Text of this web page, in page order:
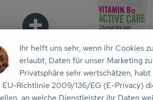
Maus
Produkt zum Warenkorb
Ihr helft uns sehr, wenn ihr Cookies
erlaubt, Daten für unser Marketing
Privatsphäre sehr wertschätzen,
EU-Richtlinie 2009/136/EG (E-Privacy)
an welche Dienstleister ihr Daten